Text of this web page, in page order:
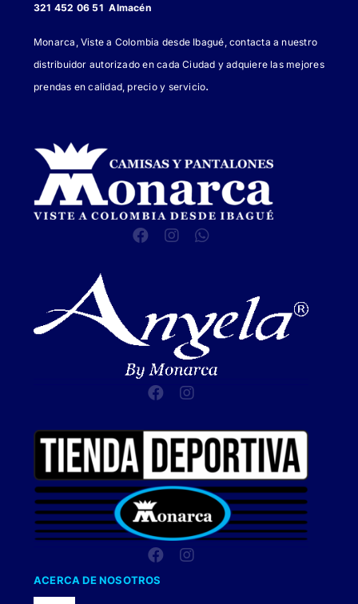
321 452 06 51 Almacén
Monarca, Viste a Colombia desde Ibagué, contacta a nuestro
distribuidor autorizado en cada Ciudad y adquiere las mejores
prendas en calidad, precio y servicio.
ACERCA DE NOSOTROS